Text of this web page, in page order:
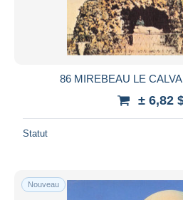
86 MIREBEAU LE
± 6,82
Statut
Nouveau